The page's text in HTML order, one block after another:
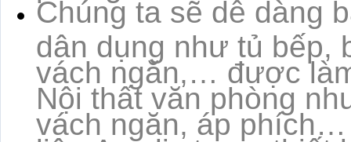
Chúng ta sẽ dễ dàng
dân dụng như tủ bếp,
vách ngăn,… được
Nội thất văn phòng
vách ngăn, áp